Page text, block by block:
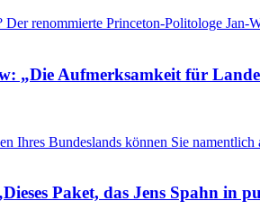
Der renommierte Princeton-Politologe
„Die Aufmerksamkeit für
Ihres Bundeslands können Sie
Paket, das Jens Spahn in